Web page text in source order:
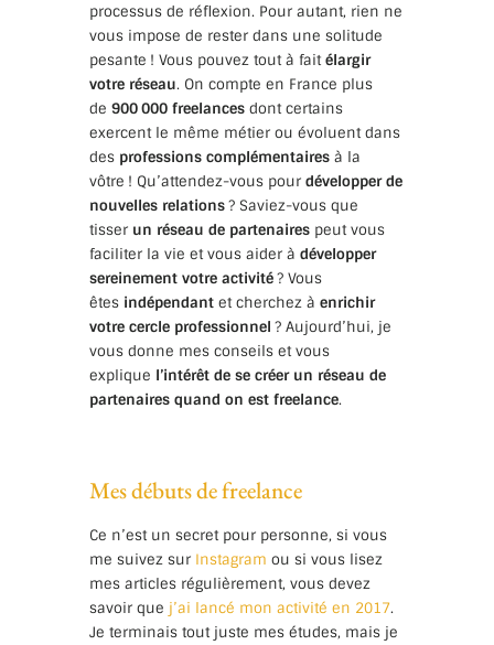
processus de réflexion. Pour autant, rien ne
vous impose de rester dans une solitude
pesante ! Vous pouvez tout à fait élargir
votre réseau. On compte en France plus
de 900 000 freelancesdont certains
exercent le même métier ou évoluent dans
des professions complémentairesà la
vôtre ! Qu’attendez-vous pour développer de
nouvelles relations? Saviez-vous que
tisser un réseau de partenairespeut vous
faciliter la vie et vous aider à développer
sereinement votre activité? Vous
êtes indépendantet cherchez à enrichir
votre cercle professionnel ? Aujourd’hui, je
vous donne mes conseils et vous
explique l’intérêt de se créer un réseau de
partenaires quand on est freelance.
Mes débuts de freelance
Ce n’est un secret pour personne, si vous
me suivez sur Instagram ou si vous lisez
mes articles régulièrement, vous devez
savoir que j’ai lancé mon activité en 2017.
Je terminais tout juste mes études, mais je